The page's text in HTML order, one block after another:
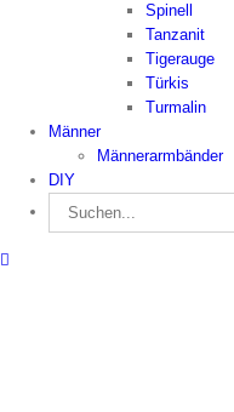
Spinell
Tanzanit
Tigerauge
Türkis
Turmalin
Männer
Männerarmbänder
DIY
Suche
nach: